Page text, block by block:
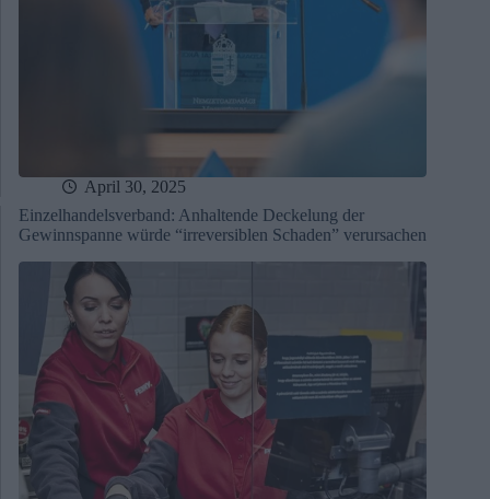
April 30, 2025
Einzelhandelsverband: Anhaltende Deckelung der
Gewinnspanne würde “irreversiblen Schaden” verursachen